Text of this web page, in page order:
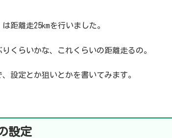
距離走25kmを行いました。
くらいかな、これくらいの距離走るの。
設定とか狙いとかを書いてみます。
設定